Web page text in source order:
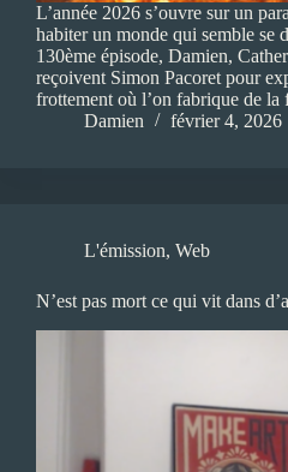
L’année 2026 s’ouvre sur un
habiter un monde qui semble se
130ème épisode, Damien,
reçoivent Simon Pacoret pour
frottement où l’on fabrique de
Damien
février 4, 2026
L'émission, Web
N’est pas mort ce qui vit dans